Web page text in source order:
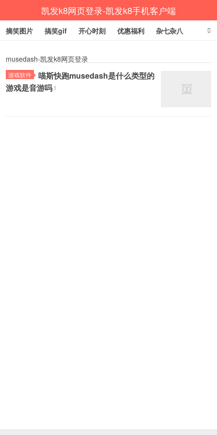
凯发k8网页登录-凯发k8手机客户端
摘笑图片 搞笑gif 开心时刻 优惠福利 杂七杂八
musedash-凯发k8网页登录
游戏软件
喵斯快跑musedash是什么类型的
游戏是音游吗1